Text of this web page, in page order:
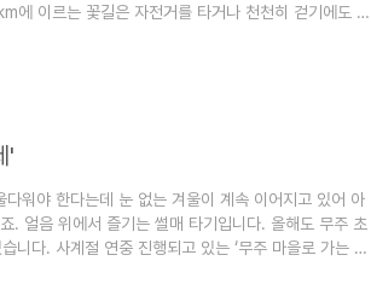
에 이르는 꽃길은 자전거를 타거나 천천히 걷기에도 좋
'
워야 한다는데 눈 없는 겨울이 계속 이어지고 있어 아
. 얼음 위에서 즐기는 썰매 타기입니다. 올해도 무주 초
니다. 사계절 연중 진행되고 있는 ‘무주 마을로 가는 축